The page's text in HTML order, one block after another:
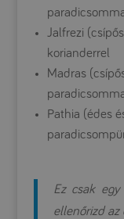
Jalfrezi
korianderrel
Madras
Pathia (édes
Ez csak
ellenőrizd az